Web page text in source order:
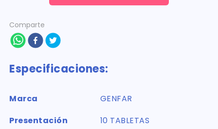
Comparte
Especificaciones:
Marca
GENFAR
Presentación
10 TABLETAS